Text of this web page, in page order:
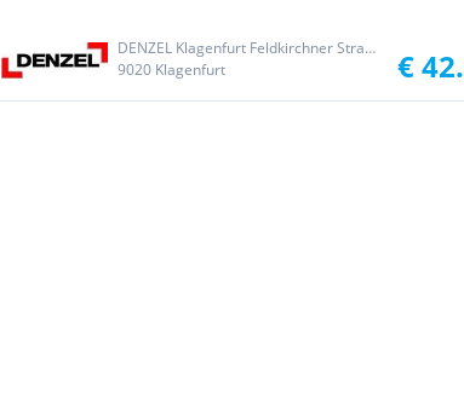
DENZEL Klagenfurt Feldkirchner Straße
9020 Klagenfurt
€